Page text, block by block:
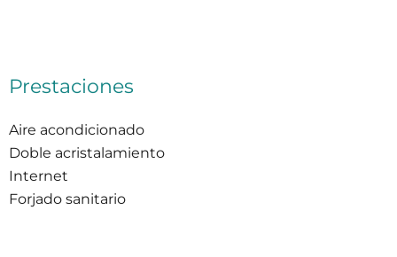
Prestaciones
Aire acondicionado
Doble acristalamiento
Internet
Forjado sanitario